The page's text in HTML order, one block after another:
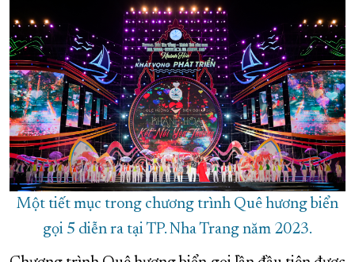
Một tiết mục trong chương trình Quê hương biển
gọi 5 diễn ra tại TP. Nha Trang năm 2023.